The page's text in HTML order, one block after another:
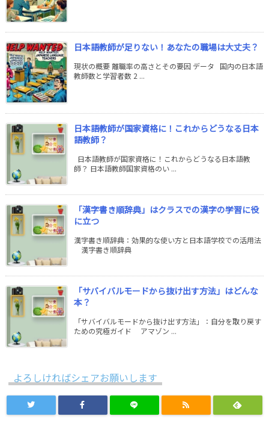
日本語教師が足りない！あなたの職場は大丈夫？
現状の概要 離職率の高さとその要因 データ 国内の日本語
教師数と学習者数 2 ...
日本語教師が国家資格に！これからどうなる日本
語教師？
日本語教師が国家資格に！これからどうなる日本語教
師？ 日本語教師国家資格のい ...
「漢字書き順辞典」はクラスでの漢字の学習に役
に立つ
漢字書き順辞典：効果的な使い方と日本語学校での活用法
漢字書き順辞典
「サバイバルモードから抜け出す方法」はどんな
本？
「サバイバルモードから抜け出す方法」：自分を取り戻す
ための究極ガイド アマゾン ...
よろしければシェアお願いします